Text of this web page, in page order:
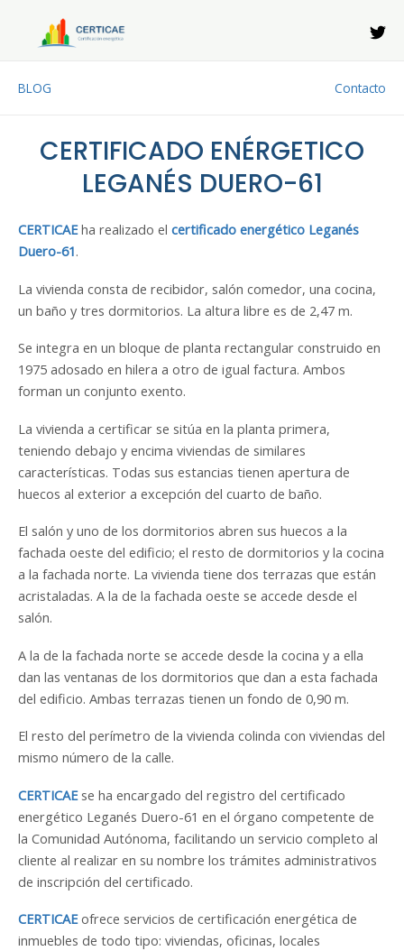
contenido
BLOG Contacto
CERTIFICADO ENÉRGETICO
LEGANÉS DUERO-61
CERTICAEha realizado el certificado energético Leganés
Duero-61.
La vivienda consta de recibidor, salón comedor, una cocina,
un baño y tres dormitorios. La altura libre es de 2,47 m.
Se integra en un bloque de planta rectangular construido en
1975 adosado en hilera a otro de igual factura. Ambos
forman un conjunto exento.
La vivienda a certificar se sitúa en la planta primera,
teniendo debajo y encima viviendas de similares
características. Todas sus estancias tienen apertura de
huecos al exterior a excepción del cuarto de baño.
El salón y uno de los dormitorios abren sus huecos a la
fachada oeste del edificio; el resto de dormitorios y la cocina
a la fachada norte. La vivienda tiene dos terrazas que están
acristaladas. A la de la fachada oeste se accede desde el
salón.
A la de la fachada norte se accede desde la cocina y a ella
dan las ventanas de los dormitorios que dan a esta fachada
del edificio. Ambas terrazas tienen un fondo de 0,90 m.
El resto del perímetro de la vivienda colinda con viviendas del
mismo número de la calle.
CERTICAEse ha encargado del registro del certificado
energético Leganés Duero-61 en el órgano competente de
la Comunidad Autónoma, facilitando un servicio completo al
cliente al realizar en su nombre los trámites administrativos
de inscripción del certificado.
CERTICAEofrece servicios de certificación energética de
inmuebles de todo tipo: viviendas, oficinas, locales